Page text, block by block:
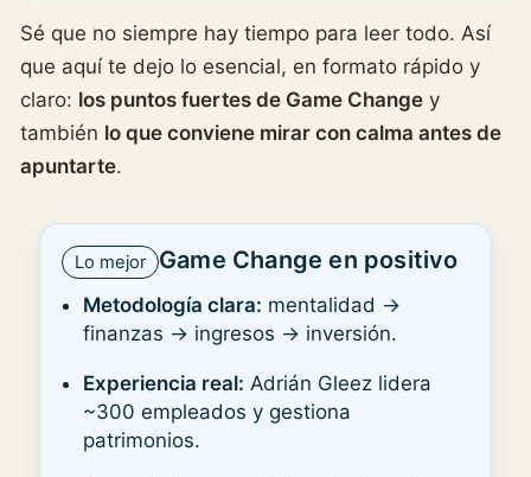
Sé que no siempre hay tiempo para leer todo. Así
que aquí te dejo lo esencial, en formato rápido y
claro: los puntos fuertes de Game Change y
también lo que conviene mirar con calma antes de
apuntarte.
Lo mejor Game Change en positivo
Metodología clara: mentalidad →
finanzas → ingresos → inversión.
Experiencia real: Adrián Gleez lidera
~300 empleados y gestiona
patrimonios.